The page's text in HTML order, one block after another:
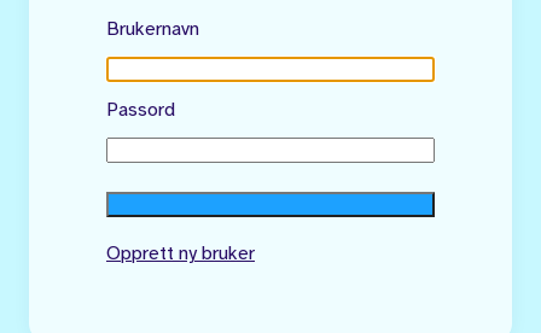
Brukernavn
Passord
Opprett ny bruker